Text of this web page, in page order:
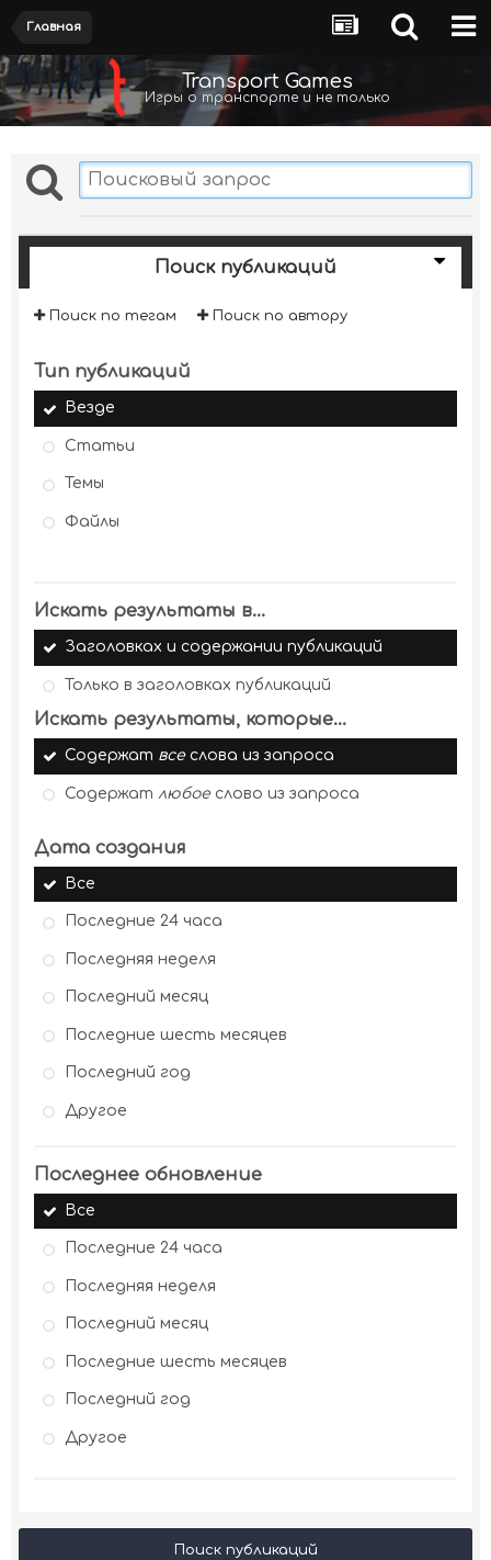
Главная
Transport Games
Игры о транспорте и не только
Поиск публикаций
Поиск по тегам Поиск по автору
Тип публикаций
Везде
Статьи
Темы
Файлы
Искать результаты в...
Заголовках и содержании публикаций
Только в заголовках публикаций
Искать результаты, которые...
Содержат всеслова из запроса
Содержат любоеслово из запроса
Дата создания
Все
Последние 24 часа
Последняя неделя
Последний месяц
Последние шесть месяцев
Последний год
Другое
Последнее обновление
Все
Последние 24 часа
Последняя неделя
Последний месяц
Последние шесть месяцев
Последний год
Другое
Поиск публикаций